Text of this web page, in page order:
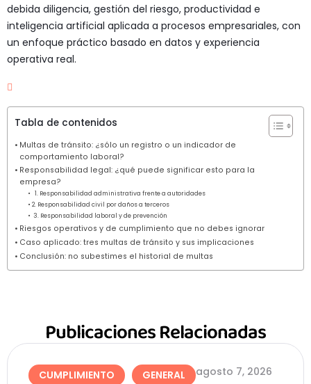
debida diligencia, gestión del riesgo, productividad e
inteligencia artificial aplicada a procesos empresariales, con
un enfoque práctico basado en datos y experiencia
operativa real.
Tabla de contenidos
Multas de tránsito: ¿sólo un registro o un indicador de
comportamiento laboral?
Responsabilidad legal: ¿qué puede significar esto para la
empresa?
1. Responsabilidad administrativa frente a autoridades
2. Responsabilidad civil por daños a terceros
3. Responsabilidad laboral y de prevención
Riesgos operativos y de cumplimiento que no debes ignorar
Caso aplicado: tres multas de tránsito y sus implicaciones
Conclusión: no subestimes el historial de multas
Publicaciones Relacionadas
CUMPLIMIENTO GENERAL agosto 7, 2026